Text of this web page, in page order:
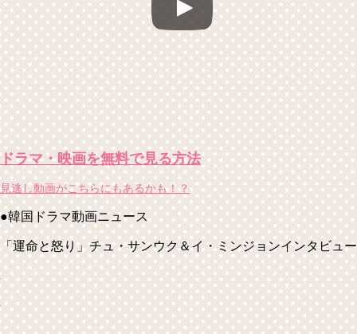
ドラマ・映画を無料で見る方法
見逃し動画がこちらにもあるかも！？
●韓国ドラマ動画ニュース
「運命と怒り」チュ・サンウク＆イ・ミンジョンインタビュー